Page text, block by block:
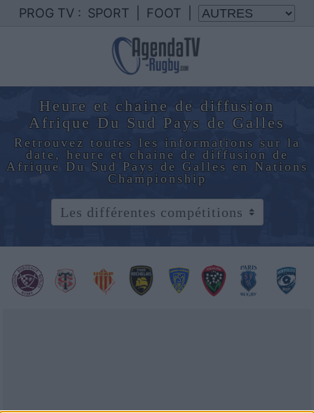
PROG TV : SPORT FOOT
Heure et chaine de diffusion
Afrique Du Sud Pays de Galles
Retrouvez toutes les informations sur la
date, heure et chaine de diffusion de
Afrique Du Sud Pays de Galles en Nations
Championship